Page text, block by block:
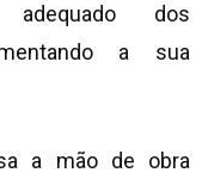
dos
a sua
a mão de obra